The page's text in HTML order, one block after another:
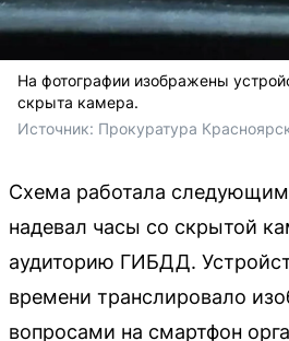
На фотографии изображены
скрыта камера.
Источник: Прокуратура
Схема работала
надевал часы со скрытой
аудиторию ГИБДД.
времени транслировало
вопросами на смартфон